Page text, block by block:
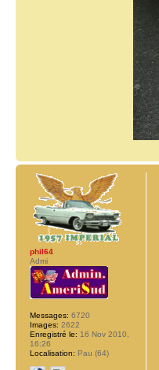
phil64
Admi
Messages: 6720
Images: 2622
Enregistré le: 16 Nov 2010,
16:26
Localisation: Pau (64)